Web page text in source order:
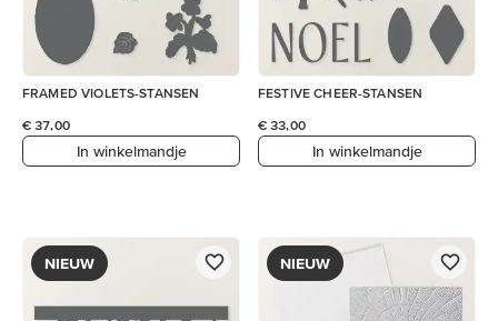
FRAMED VIOLETS-STANSEN
€ 37,00
In winkelmandje
FESTIVE CHEER-STANSEN
€ 33,00
In winkelmandje
NIEUW NIEUW